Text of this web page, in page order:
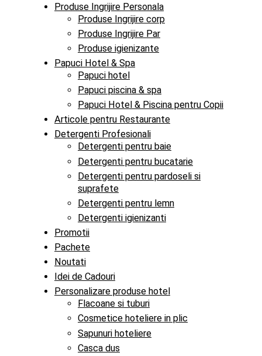
Produse Ingrijire Personala
Produse Ingrijire corp
Produse Ingrijire Par
Produse igienizante
Papuci Hotel & Spa
Papuci hotel
Papuci piscina & spa
Papuci Hotel & Piscina pentru Copii
Articole pentru Restaurante
Detergenti Profesionali
Detergenti pentru baie
Detergenti pentru bucatarie
Detergenti pentru pardoseli si
suprafete
Detergenti pentru lemn
Detergenti igienizanti
Promotii
Pachete
Noutati
Idei de Cadouri
Personalizare produse hotel
Flacoane si tuburi
Cosmetice hoteliere in plic
Sapunuri hoteliere
Casca dus